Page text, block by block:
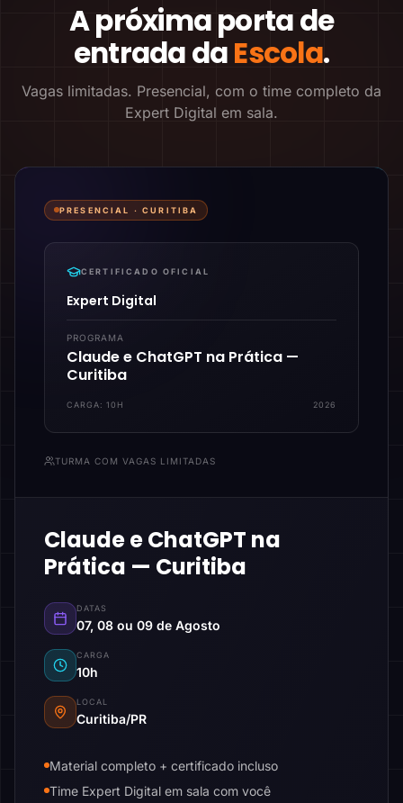
A próxima porta de
entrada daEscola.
Vagas limitadas. Presencial, com o time completo da
Expert Digital em sala.
PRESENCIAL ·CURITIBA
CERTIFICADO OFICIAL
Expert Digital
PROGRAMA
Claude e ChatGPT na Prática —
Curitiba
CARGA:10H 2026
TURMA COM VAGAS LIMITADAS
Claude e ChatGPT na
Prática — Curitiba
DATAS
07, 08 ou 09 de Agosto
CARGA
10h
LOCAL
Curitiba/PR
Material completo + certificado incluso
Time Expert Digital em sala com você